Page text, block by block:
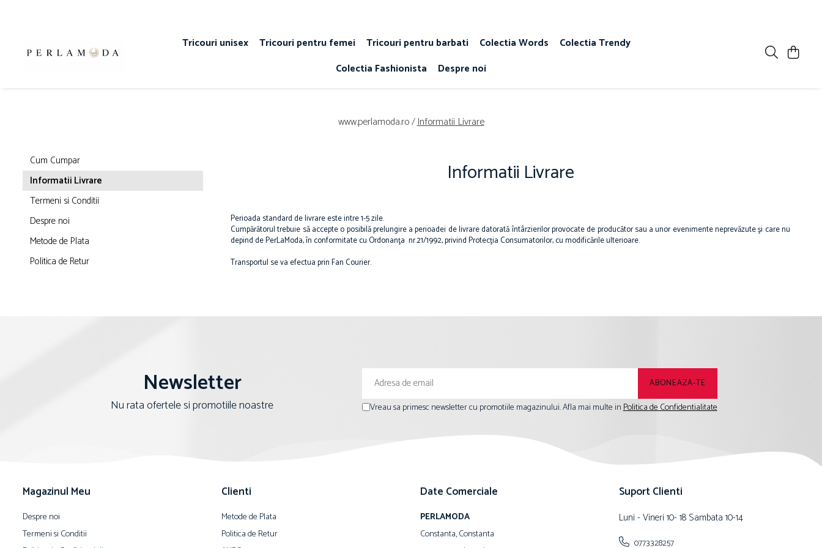
Tricouri unisex Tricouri pentru femei Tricouri pentru barbati Colectia Words
Colectia Trendy
Colectia Fashionista
Despre noi
www.perlamoda.ro /Informatii Livrare
Informatii Livrare
Perioada standard de livrare este intre 1-5 zile.
Cumpărătorul trebuie să accepte o posibilă prelungire a perioadei de livrare datorată întârzierilor provocate de producător sau a unor evenimente neprevăzute şi care nu
depind de PerLaModa, în conformitate cu Ordonanţa nr.21/1992, privind Protecţia Consumatorilor, cu modificările ulterioare.
Transportul se va efectua prin Fan Courier.
Cum Cumpar
Informatii Livrare
Termeni si Conditii
Despre noi
Metode de Plata
Politica de Retur
Newsletter
Nu rata ofertele si promotiile noastre Vreau sa primesc newsletter cu promotiile magazinului. Afla mai multe inPolitica de Confidentialitate
Magazinul Meu
Despre noi
Termeni si Conditii
Clienti
Metode de Plata
Politica de Retur
Date Comerciale
PERLAMODA
Constanta, Constanta
Suport Clienti
Luni - Vineri 10- 18 Sambata 10-14
0773328257